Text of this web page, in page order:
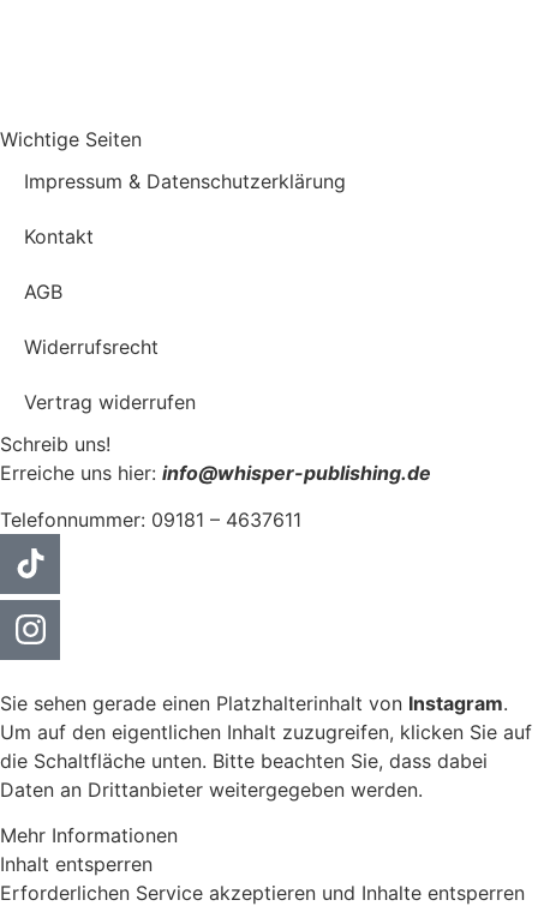
Wichtige Seiten
Impressum & Datenschutzerklärung
Kontakt
AGB
Widerrufsrecht
Vertrag widerrufen
Schreib uns!
Erreiche uns hier: info@whisper-publishing.de
Telefonnummer: 09181 – 4637611
Sie sehen gerade einen Platzhalterinhalt von Instagram.
Um auf den eigentlichen Inhalt zuzugreifen, klicken Sie auf
die Schaltfläche unten. Bitte beachten Sie, dass dabei
Daten an Drittanbieter weitergegeben werden.
Mehr Informationen
Inhalt entsperren
Erforderlichen Service akzeptieren und Inhalte entsperren